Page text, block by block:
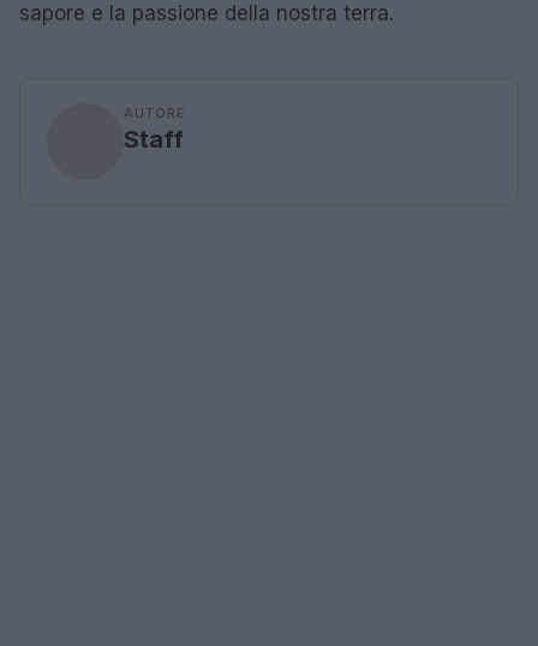
sapore e la passione della nostra terra.
AUTORE
Staff